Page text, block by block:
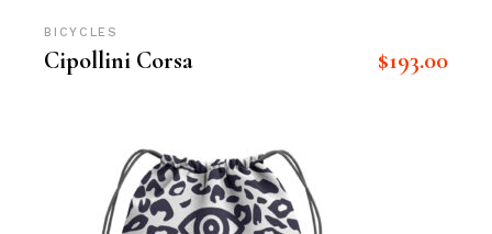
BICYCLES
Cipollini Corsa $193.00